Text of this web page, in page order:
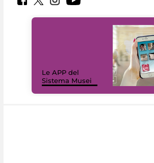
Le APP del
Sistema Musei